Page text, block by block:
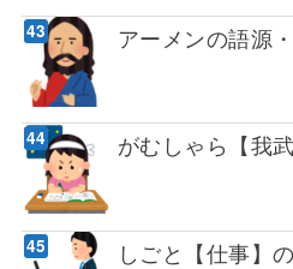
アーメンの語源
がむしゃら【我
しごと【仕事】